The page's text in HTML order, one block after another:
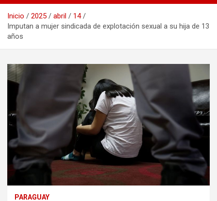
Inicio 2025 abril
14
Imputan a mujer sindicada de explotación sexual a su hija de 13
años
PARAGUAY